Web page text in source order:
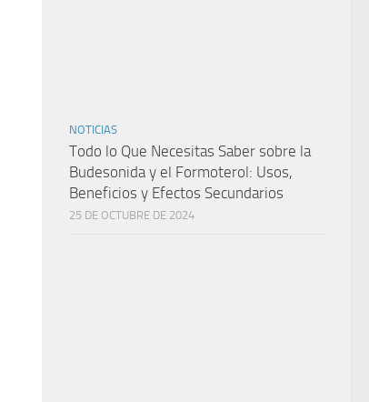
NOTICIAS
Todo lo Que Necesitas Saber sobre la
Budesonida y el Formoterol: Usos,
Beneficios y Efectos Secundarios
25 DE OCTUBRE DE 2024